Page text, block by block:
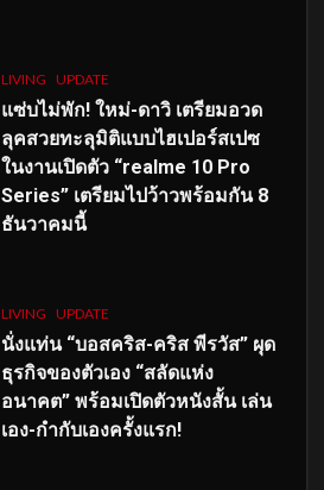
LIVING UPDATE
แซ่บไม่พัก! ใหม่-ดาวิ เตรียมอวด
ลุคสวยทะลุมิติแบบไฮเปอร์สเปซ
ในงานเปิดตัว “realme 10 Pro
Series” เตรียมไปว้าวพร้อมกัน 8
ธันวาคมนี้
LIVING UPDATE
นั่งแท่น “บอสคริส-คริส พีรวัส” ผุด
ธุรกิจของตัวเอง “สลัดแห่ง
อนาคต” พร้อมเปิดตัวหนังสั้น เล่น
เอง-กำกับเองครั้งแรก!